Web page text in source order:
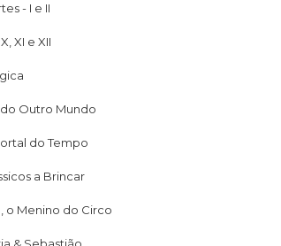
- I e II
XI e XII
do Outro Mundo
do Tempo
a Brincar
o Menino do Circo